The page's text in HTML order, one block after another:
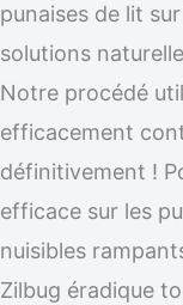
punaises de lit
solutions
Notre procédé
efficacement
définitivement !
efficace sur les
nuisibles
Zilbug éradique